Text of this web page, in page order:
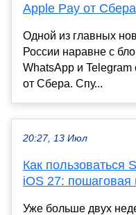
Apple Pay от Сбера
Одной из главных
России наравне с
WhatsApp и
от Сбера. Спу...
20:27, 13 Июл
Как пользоваться
iOS 27: пошаговая
Уже больше двух